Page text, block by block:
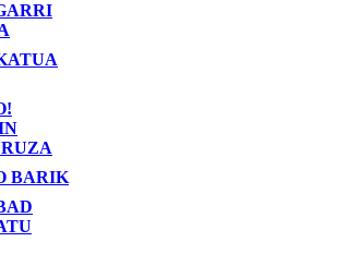
BARIK